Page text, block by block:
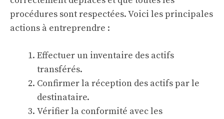
procédures sont respectées. Voici les principales
actions à entreprendre :
Effectuer un inventaire des actifs
transférés.
Confirmer la réception des actifs par le
destinataire.
Vérifier la conformité avec les